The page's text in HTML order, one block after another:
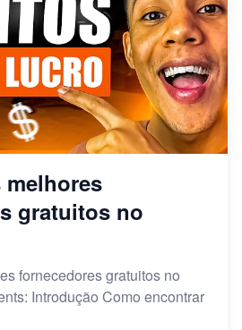
gratuitos no
fornecedores gratuitos no
Introdução Como encontrar